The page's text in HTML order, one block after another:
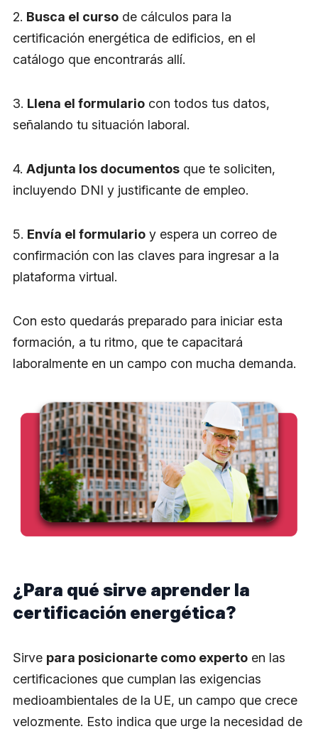
2. Busca el curso de cálculos para la
certificación energética de edificios, en el
catálogo que encontrarás allí.
3. Llena el formulario con todos tus datos,
señalando tu situación laboral.
4. Adjunta los documentos que te soliciten,
incluyendo DNI y justificante de empleo.
5. Envía el formulario y espera un correo de
confirmación con las claves para ingresar a la
plataforma virtual.
Con esto quedarás preparado para iniciar esta
formación, a tu ritmo, que te capacitará
laboralmente en un campo con mucha demanda.
¿Para qué sirve aprender la
certificación energética?
Sirve para posicionarte como experto en las
certificaciones que cumplan las exigencias
medioambientales de la UE, un campo que crece
velozmente. Esto indica que urge la necesidad de